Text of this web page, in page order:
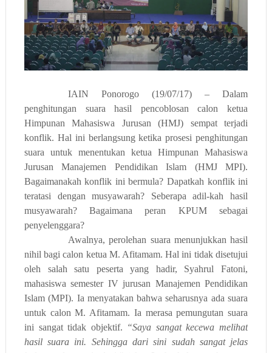
IAIN Ponorogo (19/07/17) –Dalam
penghitungan suara hasil pencoblosan calonketua
Himpunan Mahasiswa Jurusan (HMJ)
sempat terjadi
konflik. Hal ini berlangsung ketika prosesi penghitungan
suara untuk menentukan ketua Himpunan Mahasiswa
Jurusan Manajemen Pendidikan Islam (HMJ MPI).
Bagaimanakah konflik ini bermula? Dapatkah konflik ini
teratasi dengan musyawarah? Seberapa adil-kah hasil
musyawarah? Bagaimana peran KPUM sebagai
penyelenggara?
Awalnya,perolehan suara menunjukkan hasil
nihil bagi calon ketua M. Afitamam. Hal ini tidak disetujui
oleh salah satu peserta yang hadir, Syahrul Fatoni,
mahasiswa semester IV jurusan Manajemen Pendidikan
Islam (MPI). Ia menyatakan bahwa seharusnya ada suara
untuk calon M. Afitamam. Ia merasapemungutan suara
ini sangat tidak objektif. “Saya sangat kecewa melihat
hasil suara ini. Sehingga dari sini sudah sangat jelas